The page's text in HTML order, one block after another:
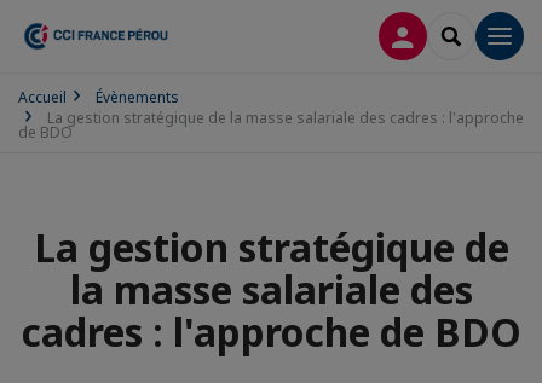
CONNEXION
Accueil
Évènements
La gestion stratégique de la masse salariale des cadres : l'approche
de BDO
La gestion stratégique de
la masse salariale des
cadres : l'approche de BDO